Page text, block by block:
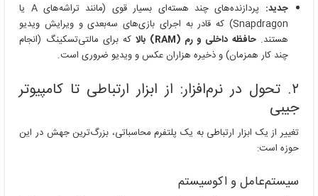
جدید:
پردازنده‌های چند هسته‌ای بسیار قوی (مانند تراشه‌های A یا
Snapdragon) که قادر به اجرای بازی‌های سه‌بعدی و ویرایش ویدیو
هستند.حافظه داخلی و رم (RAM) بالا
که برای مالتی‌تسکینگ (انجام
چند کار همزمان) و ذخیره هزاران عکس و ویدیو ضروری است.
۲. تحول در نرم‌افزار: از ابزار ارتباطی تا کامپیوتر
جیبی
تغییر از یک ابزار ارتباطی به یک پلتفرم محاسباتی، بزرگ‌ترین جهش در این
حوزه است:
سیستم‌عامل و اکوسیستم